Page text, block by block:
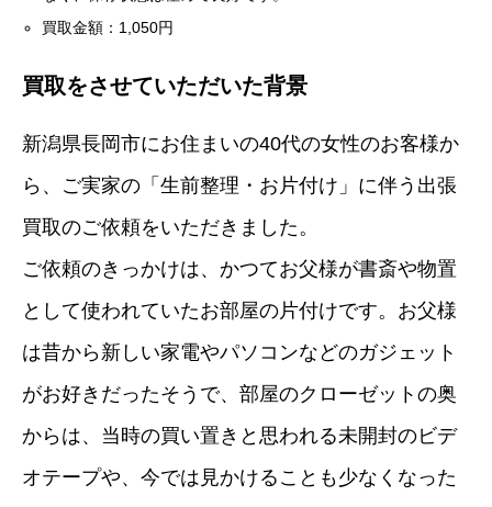
買取金額：1,050円
買取をさせていただいた背景
新潟県長岡市にお住まいの40代の女性のお客様か
ら、ご実家の「生前整理・お片付け」に伴う出張
買取のご依頼をいただきました。
ご依頼のきっかけは、かつてお父様が書斎や物置
として使われていたお部屋の片付けです。お父様
は昔から新しい家電やパソコンなどのガジェット
がお好きだったそうで、部屋のクローゼットの奥
からは、当時の買い置きと思われる未開封のビデ
オテープや、今では見かけることも少なくなった